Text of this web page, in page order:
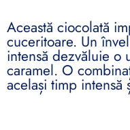
Această ciocolată
cuceritoare. Un
intensă dezvăluie o
caramel. O
același timp intensă